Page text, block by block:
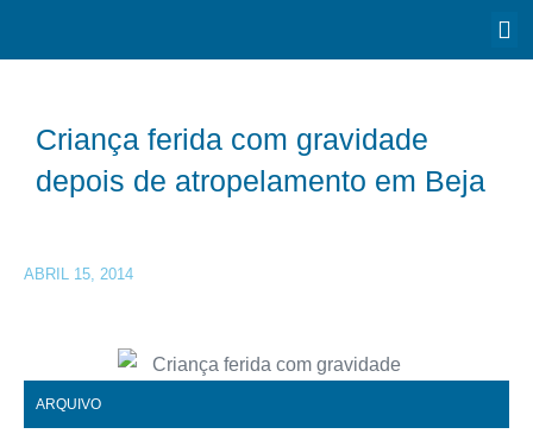
Criança ferida com gravidade
depois de atropelamento em Beja
ABRIL 15, 2014
ARQUIVO